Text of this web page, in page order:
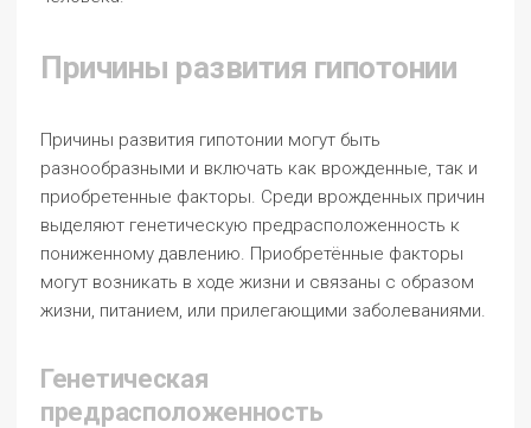
Причины развития гипотонии
Причины развития гипотонии могут быть
разнообразными и включать как врожденные, так и
приобретенные факторы. Среди врожденных причин
выделяют генетическую предрасположенность к
пониженному давлению. Приобретённые факторы
могут возникать в ходе жизни и связаны с образом
жизни, питанием, или прилегающими заболеваниями.
Генетическая
предрасположенность